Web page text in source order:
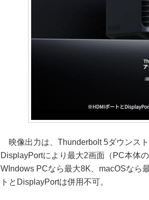
映像出力は、Thunderbolt 5ダウンス
DisplayPortにより最大2画面（PC本体
WIndows PCなら最大8K、macOSなら
トとDisplayPortは併用不可。